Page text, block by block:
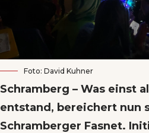
Foto: David Kuhner
Schramberg – Was einst
entstand, bereichert nun
Schramberger Fasnet.